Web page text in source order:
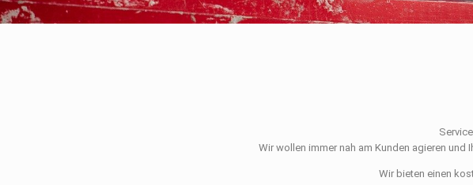
Wir wollen immer nah am Kunden agieren
Wir bieten einen